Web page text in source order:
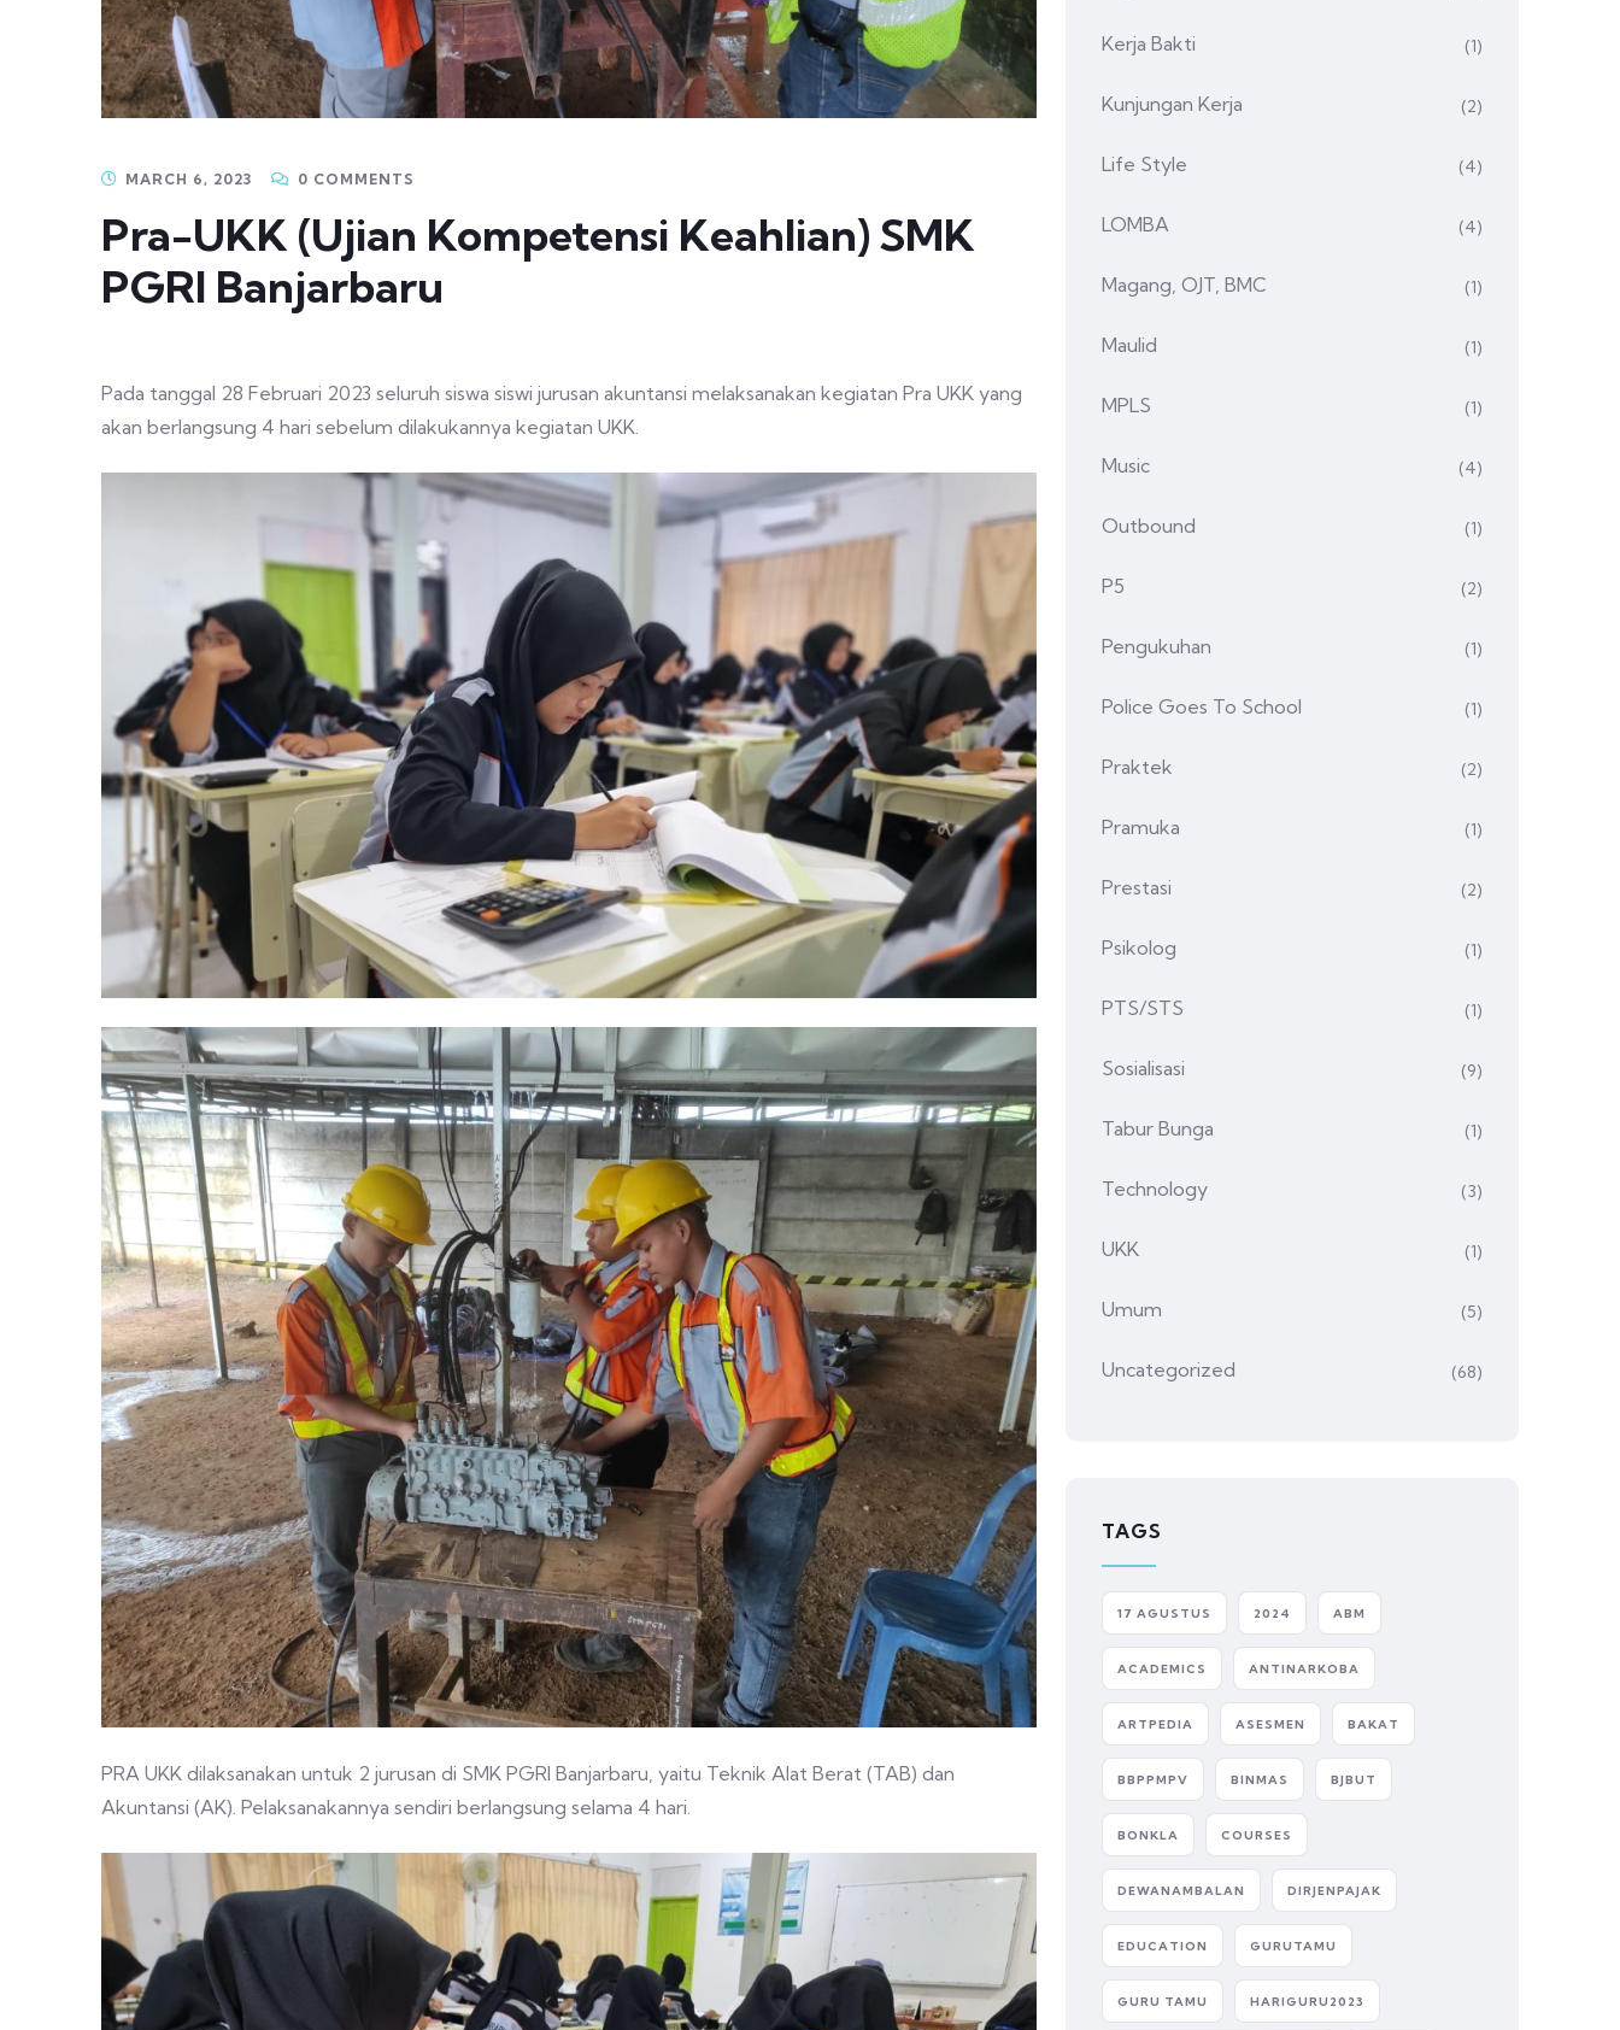
MARCH 6, 2023 0 COMMENTS
Pra-UKK (Ujian Kompetensi Keahlian) SMK
PGRI Banjarbaru
Pada tanggal 28 Februari 2023 seluruh siswa siswi jurusan akuntansi melaksanakan kegiatan Pra UKK yang
akan berlangsung 4 hari sebelum dilakukannya kegiatan UKK.
PRA UKK dilaksanakan untuk 2 jurusan di SMK PGRI Banjarbaru, yaitu Teknik Alat Berat (TAB) dan
Akuntansi (AK). Pelaksanakannya sendiri berlangsung selama 4 hari.
Kerja Bakti (1)
Kunjungan Kerja (2)
Life Style (4)
LOMBA (4)
Magang, OJT, BMC (1)
Maulid (1)
MPLS (1)
Music (4)
Outbound (1)
P5 (2)
Pengukuhan (1)
Police Goes To School (1)
Praktek (2)
Pramuka (1)
Prestasi (2)
Psikolog (1)
PTS/STS (1)
Sosialisasi (9)
Tabur Bunga (1)
Technology (3)
UKK (1)
Umum (5)
Uncategorized (68)
TAGS
17 AGUSTUS 2024 ABM
ACADEMICS ANTINARKOBA
ARTPEDIA ASESMEN BAKAT
BBPPMPV BINMAS BJBUT
BONKLA COURSES
DEWANAMBALAN DIRJENPAJAK
EDUCATION GURUTAMU
GURU TAMU HARIGURU2023